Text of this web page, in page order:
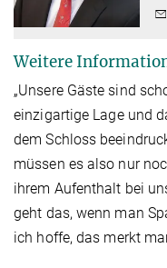
Weitere
„Unsere Gäste sind
einzigartige Lage und
dem Schloss
müssen es also nur
ihrem Aufenthalt bei
geht das, wenn man
ich hoffe, das merkt